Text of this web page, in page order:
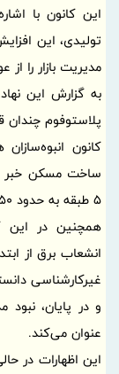
این کانون با
تولیدی، این
مدیریت بازار را
به گزارش این
پلاستوفوم چندان
ساخت مسکن خبر
5 طبقه به حدود 50 تا 51 میلیون تومان رسیده است.
غیرکارشناسی
و در پایان،
عنوان می‌کند.
این اظهارات در